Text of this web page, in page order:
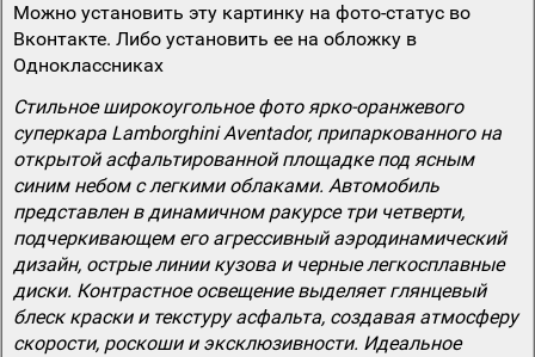
Можно установить эту картинку на фото-статус во
Вконтакте. Либо установить ее на обложку в
Одноклассниках
Стильное широкоугольное фото ярко-оранжевого
суперкара Lamborghini Aventador, припаркованного на
открытой асфальтированной площадке под ясным
синим небом с легкими облаками. Автомобиль
представлен в динамичном ракурсе три четверти,
подчеркивающем его агрессивный аэродинамический
дизайн, острые линии кузова и черные легкосплавные
диски. Контрастное освещение выделяет глянцевый
блеск краски и текстуру асфальта, создавая атмосферу
скорости, роскоши и эксклюзивности. Идеальное